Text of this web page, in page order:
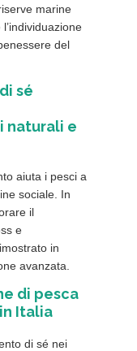
marine
del
sé
naturali e
aiuta i pesci a
sociale. In
il
e
in
avanzata.
di pesca
Italia
di sé nei